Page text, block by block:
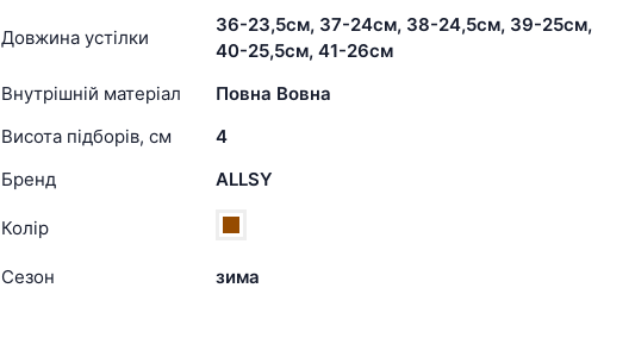
Довжина устілки
36-23,5см, 37-24см, 38-24,5см, 39-25см,
40-25,5см, 41-26см
Внутрішній матеріал
Повна Вовна
Висота підборів, см
4
Бренд
ALLSY
Колір
Сезон зима